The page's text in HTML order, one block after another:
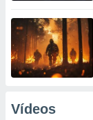
Vídeos